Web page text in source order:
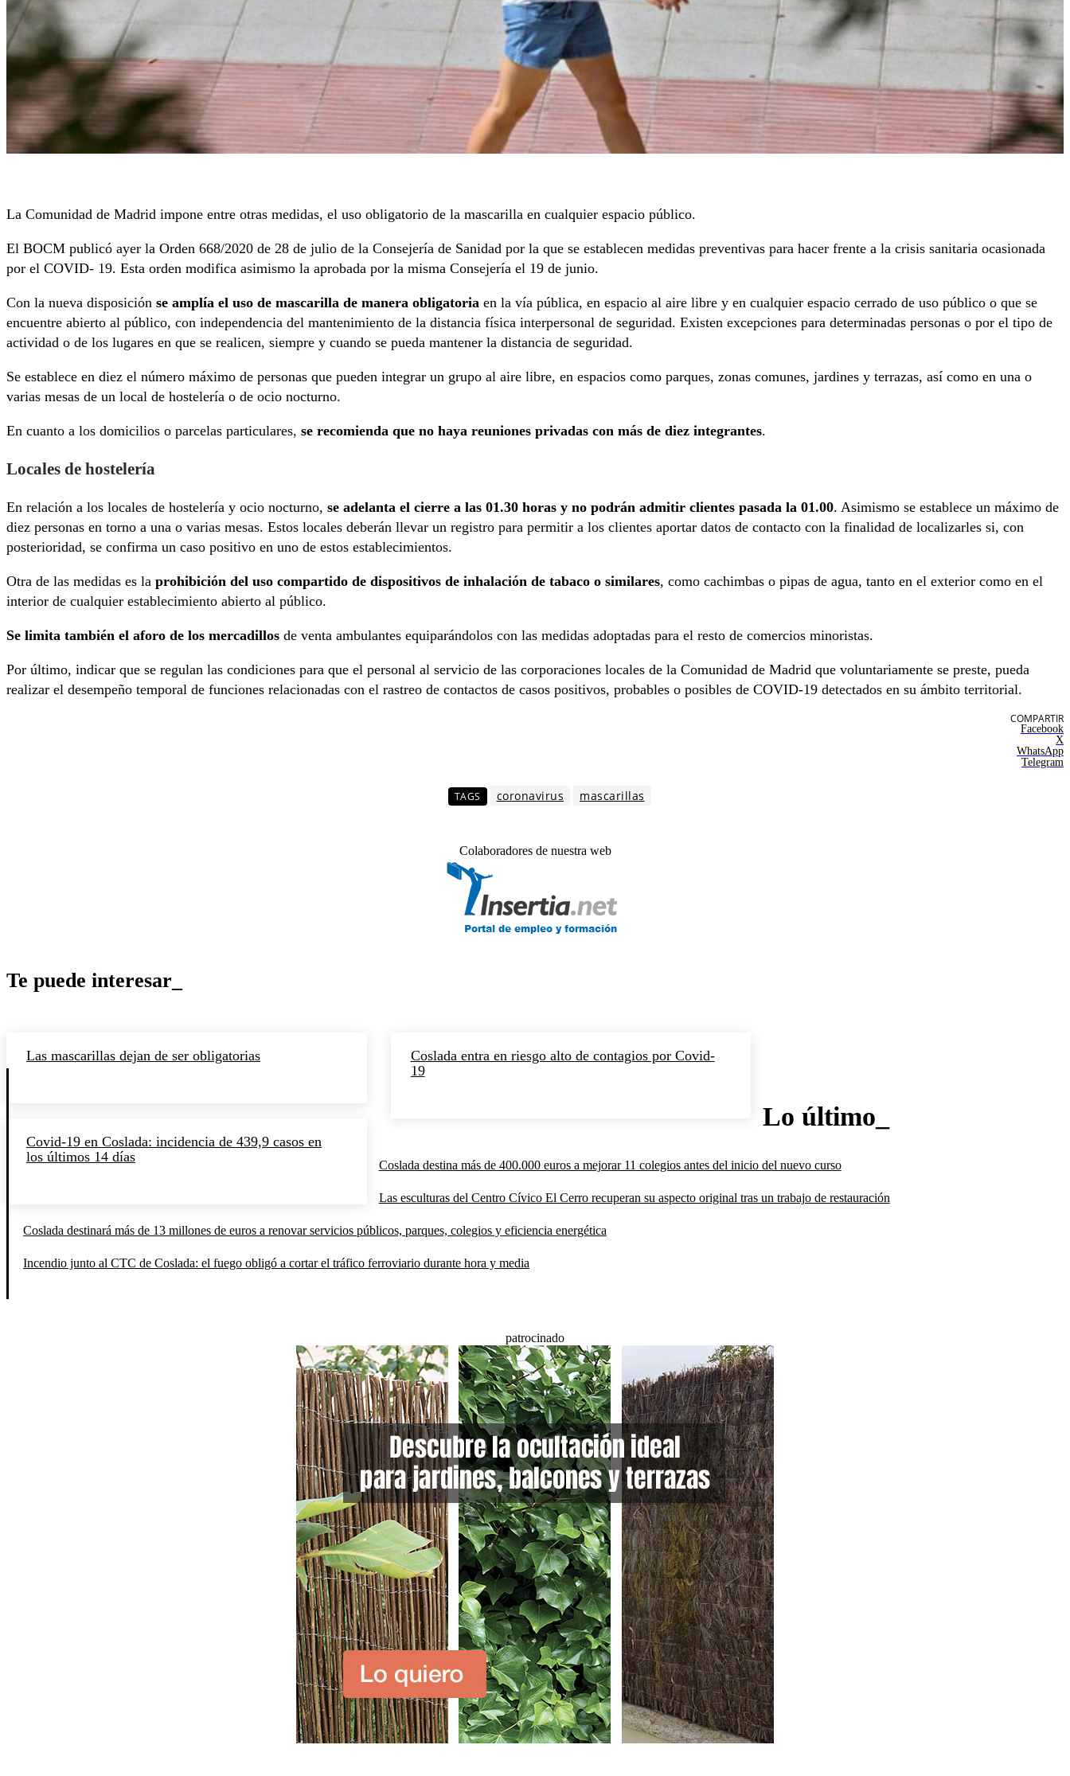
La Comunidad de Madrid impone entre otras medidas, el uso obligatorio de la mascarilla en cualquier espacio público.
El BOCM publicó ayer la Orden 668/2020 de 28 de julio de la Consejería de Sanidad por la que se establecen medidas preventivas para hacer frente a la crisis sanitaria ocasionada
por el COVID- 19. Esta orden modifica asimismo la aprobada por la misma Consejería el 19 de junio.
Con la nueva disposición se amplía el uso de mascarilla de manera obligatoria en la vía pública, en espacio al aire libre y en cualquier espacio cerrado de uso público o que se
encuentre abierto al público, con independencia del mantenimiento de la distancia física interpersonal de seguridad. Existen excepciones para determinadas personas o por el tipo de
actividad o de los lugares en que se realicen, siempre y cuando se pueda mantener la distancia de seguridad.
Se establece en diez el número máximo de personas que pueden integrar un grupo al aire libre, en espacios como parques, zonas comunes, jardines y terrazas, así como en una o
varias mesas de un local de hostelería o de ocio nocturno.
En cuanto a los domicilios o parcelas particulares, se recomienda que no haya reuniones privadas con más de diez integrantes.
Locales de hostelería
En relación a los locales de hostelería y ocio nocturno, se adelanta el cierre a las 01.30 horas y no podrán admitir clientes pasada la 01.00. Asimismo se establece un máximo de
diez personas en torno a una o varias mesas. Estos locales deberán llevar un registro para permitir a los clientes aportar datos de contacto con la finalidad de localizarles si, con
posterioridad, se confirma un caso positivo en uno de estos establecimientos.
Otra de las medidas es la prohibición del uso compartido de dispositivos de inhalación de tabaco o similares, como cachimbas o pipas de agua, tanto en el exterior como en el
interior de cualquier establecimiento abierto al público.
Se limita también el aforo de los mercadillos de venta ambulantes equiparándolos con las medidas adoptadas para el resto de comercios minoristas.
Por último, indicar que se regulan las condiciones para que el personal al servicio de las corporaciones locales de la Comunidad de Madrid que voluntariamente se preste, pueda
realizar el desempeño temporal de funciones relacionadas con el rastreo de contactos de casos positivos, probables o posibles de COVID-19 detectados en su ámbito territorial.
COMPARTIR
Facebook
X
WhatsApp
Telegram
TAGS coronavirus mascarillas
Colaboradores de nuestra web
Te puede interesar_
Las mascarillas dejan de ser obligatorias
Coslada entra en riesgo alto de contagios por Covid-
19
Covid-19 en Coslada: incidencia de 439,9 casos en
los últimos 14 días
Lo último_
Coslada destina más de 400.000 euros a mejorar 11 colegios antes del inicio del nuevo curso
Las esculturas del Centro Cívico El Cerro recuperan su aspecto original tras un trabajo de restauración
Coslada destinará más de 13 millones de euros a renovar servicios públicos, parques, colegios y eficiencia energética
Incendio junto al CTC de Coslada: el fuego obligó a cortar el tráfico ferroviario durante hora y media
patrocinado